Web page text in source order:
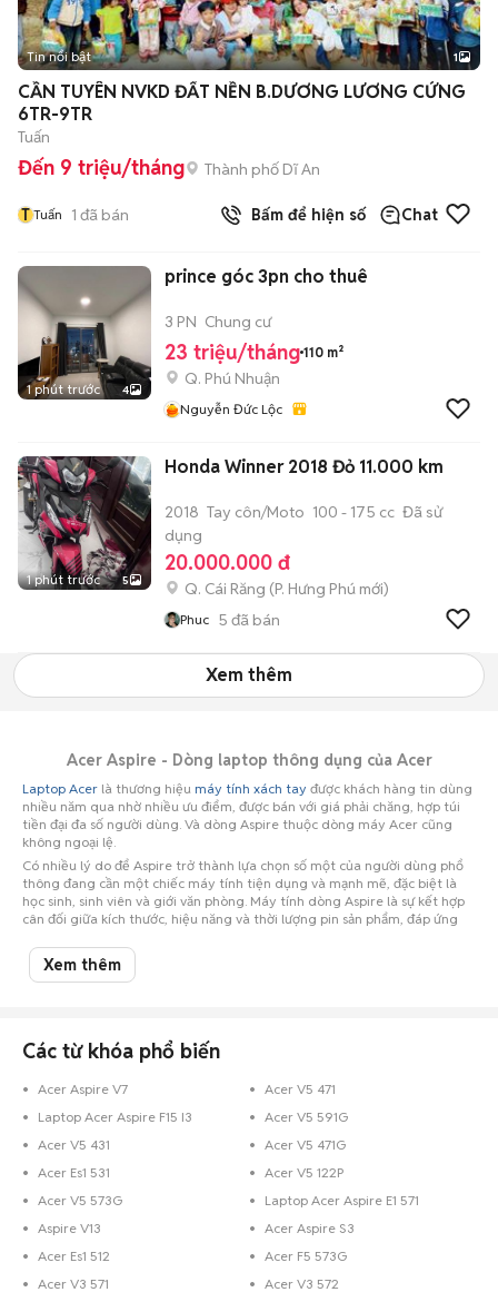
Tin nổi bật 1
CẦN TUYÊN NVKD ĐẤT NỀN B.DƯƠNG LƯƠNG CỨNG
6TR-9TR
Tuấn
Đến 9 triệu/tháng Thành phố Dĩ An
T Tuấn 1 đã bán Bấm để hiện số Chat
1 phút trước 4
prince góc 3pn cho thuê
3 PN Chung cư
23 triệu/tháng 110 m²
Q. Phú Nhuận
Nguyễn Đức Lộc
1 phút trước 5
Honda Winner 2018 Đỏ 11.000 km
2018 Tay côn/Moto 100 - 175 cc Đã sử
dụng
20.000.000 đ
Q. Cái Răng (P. Hưng Phú mới)
Phuc 5 đã bán
Xem thêm
Acer Aspire - Dòng laptop thông dụng của Acer
Laptop Acer là thương hiệu máy tính xách tay được khách hàng tin dùng
nhiều năm qua nhờ nhiều ưu điểm, được bán với giá phải chăng, hợp túi
tiền đại đa số người dùng. Và dòng Aspire thuộc dòng máy Acer cũng
không ngoại lệ.
Có nhiều lý do để Aspire trở thành lựa chọn số một của người dùng phổ
thông đang cần một chiếc máy tính tiện dụng và mạnh mẽ, đặc biệt là
học sinh, sinh viên và giới văn phòng. Máy tính dòng Aspire là sự kết hợp
cân đối giữa kích thước, hiệu năng và thời lượng pin sản phẩm, đáp ứng
Các laptop dòng Aspire luôn có hai chữ cái AS trong tên model, với rất
nhiều kích thước màn hình khác nhau, từ các netbook 10-inch cho tới
sau AS đề cập đến kích thước màn hình.
Chợ Tốt – Chợ mua bán laptop trực tuyến hàng đầu Việt
đến với Chợ Tốt – Chợ mua bán laptop giá rẻ hàng đầu Việt Nam để
tham khảo giá laptop Acer Aspire và tìm ngay cho mình một chiếc máy
Trường hợp bạn đang sở hữu một chiếc máy laptop Acer Aspire đã qua sử
dụng và muốn bán, hãy chụp hình lại và đăng tin rao bán ngay trên Chợ
Tốt.
Chợ Tốtsẽ kết nối bạn với những người cần nó lại với nhau. Chợ Tốt -
Rao ngay, mua bán liền tay, ngại gì không thử.
Và để cho mọi giao dịch trên Chợ Tốt được đảm bảo, chúng tôi sẽ hướng
Xem thêm
Các từ khóa phổ biến
Acer Aspire V7
Acer V5 471
Laptop Acer Aspire F15 I3
Acer V5 591G
Acer V5 431
Acer V5 471G
Acer Es1 531
Acer V5 122P
Acer V5 573G
Laptop Acer Aspire E1 571
Aspire V13
Acer Aspire S3
Acer Es1 512
Acer F5 573G
Acer V3 571
Acer V3 572